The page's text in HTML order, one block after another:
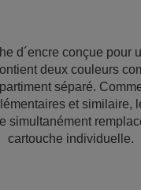
d´encre conçue pour
deux couleurs
séparé.
et similaire,
simultanément
cartouche individuelle.